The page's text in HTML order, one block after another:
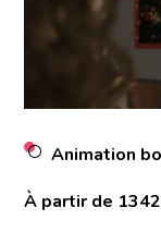
Animation
À partir de